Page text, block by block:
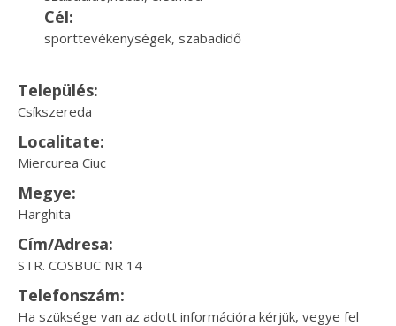
Cél:
sporttevékenységek, szabadidő
Település:
Csíkszereda
Localitate:
Miercurea Ciuc
Megye:
Harghita
Cím/Adresa:
STR. COSBUC NR 14
Telefonszám:
Ha szüksége van az adott információra kérjük, vegye fel